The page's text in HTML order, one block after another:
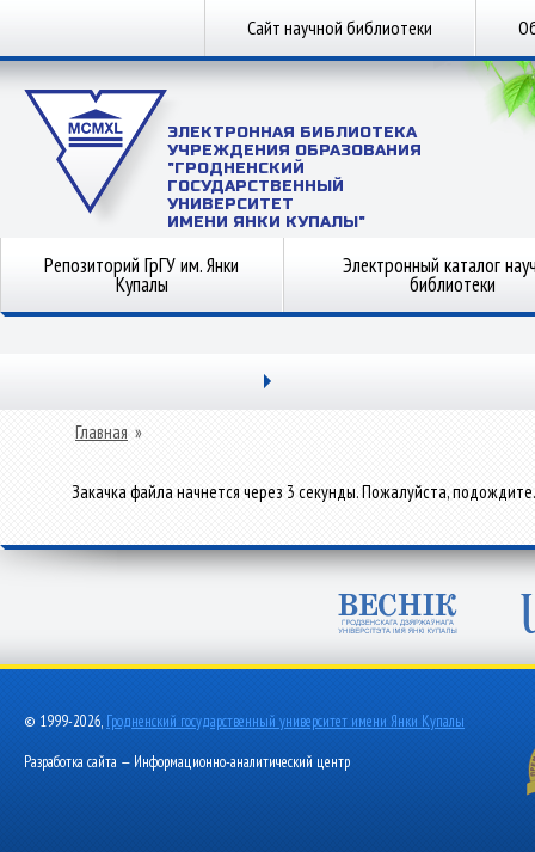
Сайт научной библиотеки
ЭЛЕКТРОННАЯ БИБЛИОТЕКА
УЧРЕЖДЕНИЯ ОБРАЗОВАНИЯ
"ГРОДНЕНСКИЙ
ГОСУДАРСТВЕННЫЙ
УНИВЕРСИТЕТ
ИМЕНИ ЯНКИ КУПАЛЫ"
Репозиторий ГрГУ им. Янки
Купалы
Электронный каталог
библиотеки
Главная »
Закачка файла начнется через 3 секунды. Пожалуйста, подождите.
© 1999-2026, Гродненский государственный университет имени Янки Купалы
Разработка сайта — Информационно-аналитический центр